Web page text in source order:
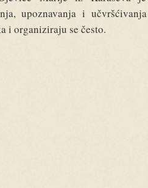
upoznavanja i učvršćivanja
i organiziraju se često.